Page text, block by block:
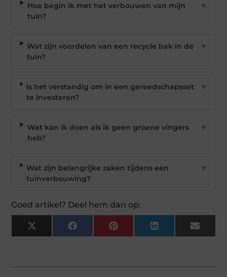
Hoe begin ik met het verbouwen van mijn
tuin?
▼
Wat zijn voordelen van een recycle bak in de
tuin?
▼
Is het verstandig om in een gereedschapsset
te investeren?
▼
Wat kan ik doen als ik geen groene vingers
heb?
▼
Wat zijn belangrijke zaken tijdens een
tuinverbouwing?
▼
Goed artikel? Deel hem dan op:
X
(Twitter)
Facebook Pinterest LinkedIn Email